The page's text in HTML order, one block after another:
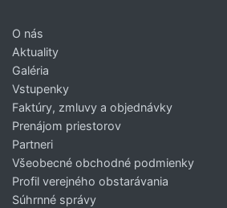
O nás
Aktuality
Galéria
Vstupenky
Faktúry, zmluvy a objednávky
Prenájom priestorov
Partneri
Všeobecné obchodné podmienky
Profil verejného obstarávania
Súhrnné správy